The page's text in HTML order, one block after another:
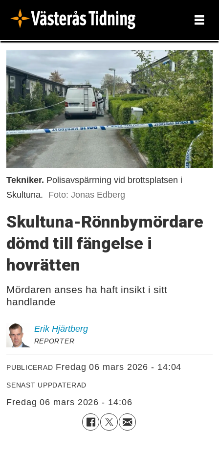
Tekniker. Polisavspärrning vid brottsplatsen i
Skultuna.
Foto: Jonas Edberg
Skultuna-Rönnbymördare
dömd till fängelse i
hovrätten
Mördaren anses ha haft insikt i sitt
handlande
Erik Hjärtberg
REPORTER
PUBLICERAD fredag 06 mars 2026 - 14:04
SENAST UPPDATERAD
fredag 06 mars 2026 - 14:06